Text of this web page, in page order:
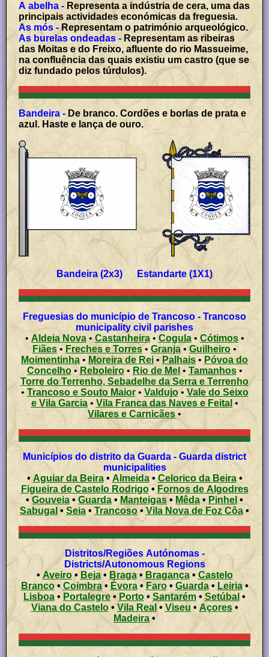
A abelha - Representa a indústria de cera, uma das
principais actividades económicas da freguesia.
As mós -Representam o património arqueológico.
As burelas ondeadas - Representam as ribeiras
das Moitas e do Freixo, afluente do rio Massueime,
na confluência das quais existiu um castro (que se
diz fundado pelos túrdulos).
Bandeira - De branco. Cordões e borlas de prata e
azul. Haste e lança de ouro.
Bandeira (2x3) Estandarte (1X1)
Freguesias do município de Trancoso - Trancoso
municipality civil parishes
• Aldeia Nova • Castanheira• Cogula • Cótimos •
Fiães • Freches e Torres • Granja • Guilheiro •
Moimentinha • Moreira de Rei • Palhais • Póvoa do
Concelho•Reboleiro• Rio de Mel • Tamanhos•
Torre do Terrenho, Sebadelhe da Serra e Terrenho
• Trancoso e Souto Maior• Valdujo• Vale do Seixo
e Vila Garcia• Vila Franca das Naves e Feital •
Vilares e Carnicães•
Municípios do distrito da Guarda - Guarda district
municipalities
•Aguiar da Beira• Almeida•Celorico da Beira•
Figueira de Castelo Rodrigo• Fornos de Algodres
• Gouveia • Guarda • Manteigas •Mêda • Pinhel•
Sabugal • Seia • Trancoso• Vila Nova de Foz Côa•
Distritos/Regiões Autónomas -
Districts/Autonomous Regions
• Aveiro• Beja• Braga• Bragança• Castelo
Branco•Coimbra• Évora•Faro• Guarda• Leiria•
Lisboa •Portalegre• Porto •Santarém • Setúbal •
Viana do Castelo• Vila Real • Viseu•Açores •
Madeira •